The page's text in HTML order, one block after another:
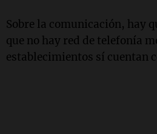
Sobre la comunicación, hay
que no hay red de telefonía
establecimientos sí cuentan